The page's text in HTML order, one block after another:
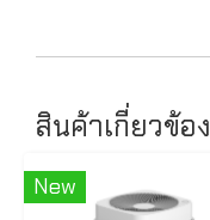
สินค้าเกี่ยวข้อง
New